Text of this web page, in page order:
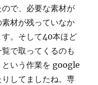
で、必要な素材が
材が残っていなか
。そして40本ほど
で取ってくるのも
という作業を google
してましたね。専